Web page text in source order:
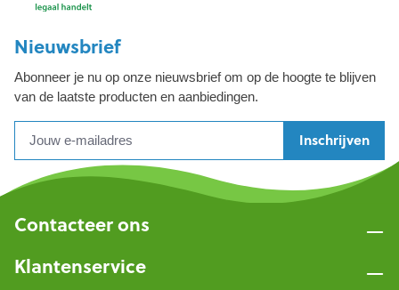
Nieuwsbrief
Abonneer je nu op onze nieuwsbrief om op de hoogte te blijven
van de laatste producten en aanbiedingen.
Inschrijven
Contacteer ons
Klantenservice